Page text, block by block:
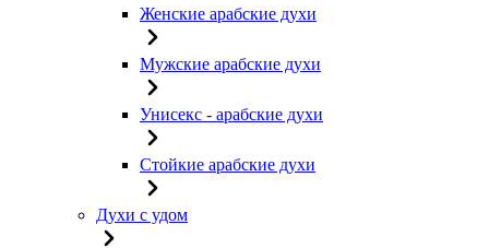
Женские арабские духи
Мужские арабские духи
Унисекс - арабские духи
Стойкие арабские духи
Духи с удом